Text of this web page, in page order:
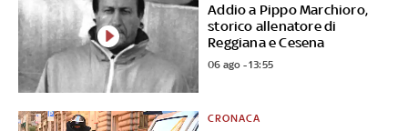
Addio a Pippo Marchioro,
storico allenatore di
Reggiana e Cesena
06 ago - 13:55
CRONACA